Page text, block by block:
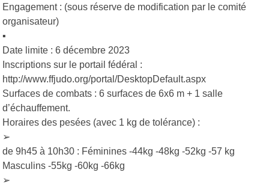
Engagement : (sous réserve de modification par le comité
organisateur)
▪
Date limite : 6 décembre 2023
Inscriptions sur le portail fédéral :
http://www.ffjudo.org/portal/DesktopDefault.aspx
Surfaces de combats : 6 surfaces de 6x6 m + 1 salle
d’échauffement.
Horaires des pesées (avec 1 kg de tolérance) :
➢
de 9h45 à 10h30 : Féminines -44kg -48kg -52kg -57 kg
Masculins -55kg -60kg -66kg
➢